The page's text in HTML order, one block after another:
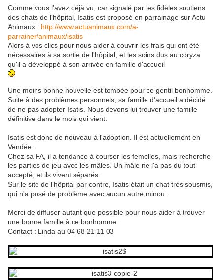
Comme vous l'avez déjà vu, car signalé par les fidèles soutiens
des chats de l'hôpital, Isatis est proposé en parrainage sur Actu
Animaux : http://www.actuanimaux.com/a-
parrainer/animaux/isatis
Alors à vos clics pour nous aider à couvrir les frais qui ont été
nécessaires à sa sortie de l'hôpital, et les soins dus au coryza
qu'il a développé à son arrivée en famille d'accueil
Une moins bonne nouvelle est tombée pour ce gentil bonhomme.
Suite à des problèmes personnels, sa famille d'accueil a décidé
de ne pas adopter Isatis. Nous devons lui trouver une famille
définitive dans le mois qui vient.
Isatis est donc de nouveau à l'adoption. Il est actuellement en
Vendée.
Chez sa FA, il a tendance à courser les femelles, mais recherche
les parties de jeu avec les mâles. Un mâle ne l'a pas du tout
accepté, et ils vivent séparés.
Sur le site de l'hôpital par contre, Isatis était un chat très sousmis,
qui n'a posé de problème avec aucun autre minou.
Merci de diffuser autant que possible pour nous aider à trouver
une bonne famille à ce bonhomme...
Contact : Linda au 04 68 21 11 03